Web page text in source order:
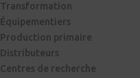
Transformation
Équipementiers
Production primaire
Distributeurs
Centres de recherche